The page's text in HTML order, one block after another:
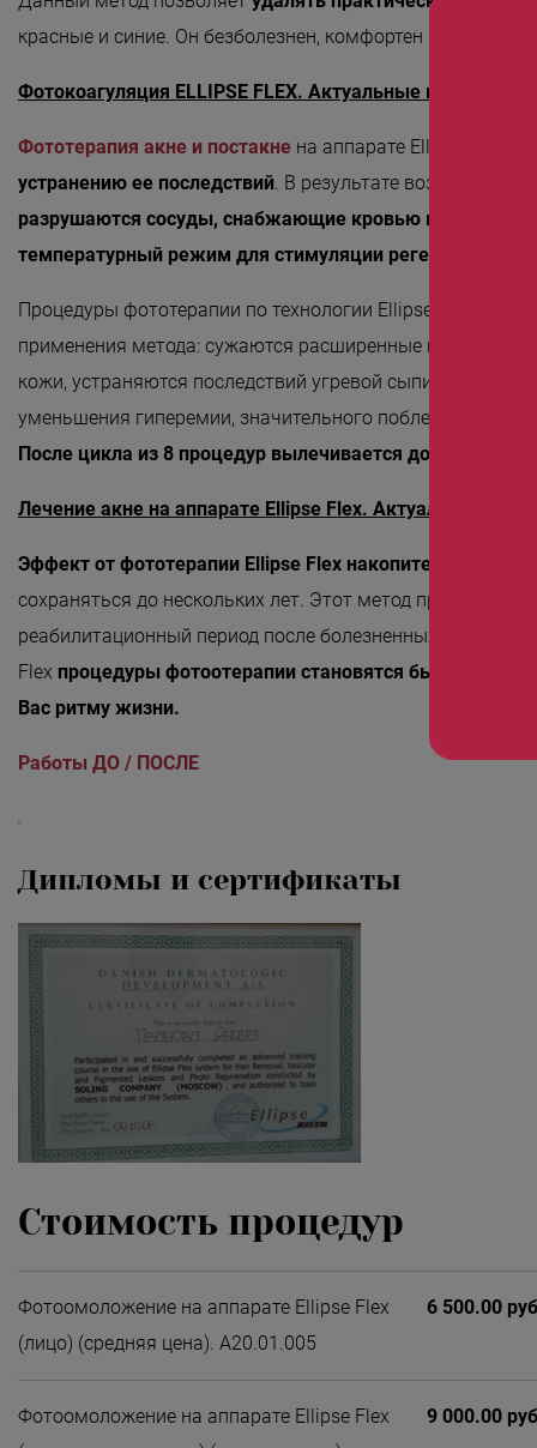
красные и синие. Он безболезнен, комфортен и не
Фотокоагуляция ELLIPSE FLEX. Актуальные вопросы.
Фототерапия акне и постакне на аппарате Ellipse Flex -
устранению ее последствий. В результате
разрушаются сосуды, снабжающие кровью
температурный режим для стимуляции
Процедуры фототерапии по технологии Ellipse Flex дают
применения метода: сужаются расширенные поры,
кожи, устраняются последствий угревой сыпи, решается
уменьшения гиперемии, значительного побледнения
После цикла из 8 процедур вылечивается до 90% акне.
Лечение акне на аппарате Ellipse Flex. Актуальные
Эффект от фототерапии Ellipse Flex накопительный -
сохраняться до нескольких лет. Этот метод
реабилитационный период после болезненных и
Flex процедуры фотоотерапии становятся быстрыми,
Вас ритму жизни.
Работы ДО / ПОСЛЕ
Дипломы и сертификаты
Стоимость процедур
Фотоомоложение на аппарате Ellipse Flex
(лицо) (средняя цена). А20.01.005
6 500.00
Фотоомоложение на аппарате Ellipse Flex
9 000.00